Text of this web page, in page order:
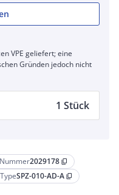
2029178 content_copy
SPZ-010-AD-A content_copy
VPE geliefert; eine
Gründen jedoch nicht
1 Stück